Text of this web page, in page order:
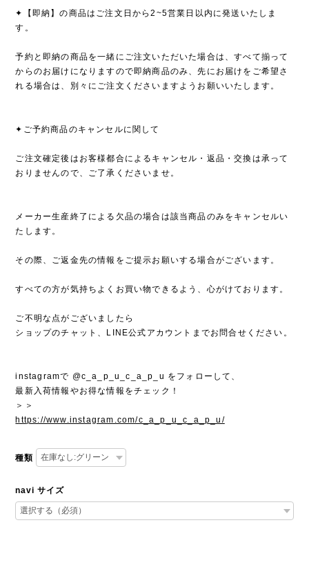
✦【即納】の商品はご注文日から2~5営業日以内に発送いたしま
す。
予約と即納の商品を一緒にご注文いただいた場合は、すべて揃って
からのお届けになりますので即納商品のみ、先にお届けをご希望さ
れる場合は、別々にご注文くださいますようお願いいたします。
✦ご予約商品のキャンセルに関して
ご注文確定後はお客様都合によるキャンセル・返品・交換は承って
おりませんので、ご了承くださいませ。
メーカー生産終了による欠品の場合は該当商品のみをキャンセルい
たします。
その際、ご返金先の情報をご提示お願いする場合がございます。
すべての方が気持ちよくお買い物できるよう、心がけております。
ご不明な点がございましたら
ショップのチャット、LINE公式アカウントまでお問合せください。
instagramで @c_a_p_u_c_a_p_u をフォローして、
最新入荷情報やお得な情報をチェック！
＞＞
https://www.instagram.com/c_a_p_u_c_a_p_u/
種類
navi サイズ